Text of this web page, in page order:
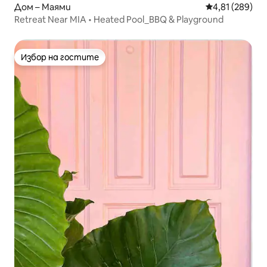
Дом – Маями Средна
4,81 (289)
Retreat Near MIA • Heated Pool_BBQ & Playground
Избор на гостите
Избор на гостите